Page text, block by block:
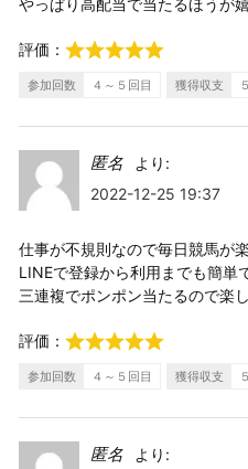
評価：
参加回数 ４～５回目 獲得収支
匿名
より:
2022-12-25 19:37
仕事が不規則なので毎日競馬が
LINEで登録から利用までも簡単
三連複でポンポン当たるので楽
評価：
参加回数 ４～５回目 獲得収支
匿名
より: